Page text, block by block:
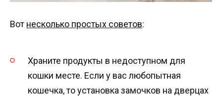
Вот несколько простых советов:
Храните продукты в недоступном для
кошки месте. Если у вас любопытная
кошечка, то установка замочков на дверцах